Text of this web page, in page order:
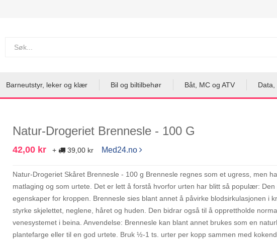
Barneutstyr, leker og klær Bil og biltilbehør Båt, MC og ATV Data,
Natur-Drogeriet Brennesle - 100 G
42,00 kr + 39,00 kr Med24.no
Natur-Drogeriet Skåret Brennesle - 100 g Brennesle regnes som et ugress, men
matlaging og som urtete. Det er lett å forstå hvorfor urten har blitt så populær: Den
egenskaper for kroppen. Brennesle sies blant annet å påvirke blodsirkulasjonen i
styrke skjelettet, neglene, håret og huden. Den bidrar også til å opprettholde
venesystemet i beina. Anvendelse: Brennesle kan blant annet brukes som en
plantefarge eller til en god urtete. Bruk ½-1 ts. urter per kopp sammen med